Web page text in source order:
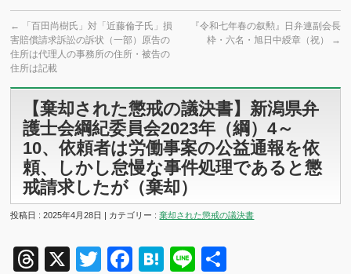
←
「百田尚樹氏」対「近藤倫子氏」損
害賠償請求訴訟の訴状（一部）原告の
住所は代理人の事務所の住所・被告の
住所は記載
『令和七年春の叙勲』日弁連副会長
枠・六名・旭日中綬章（祝）
→
【棄却された懲戒の議決書】新潟県弁
護士会綱紀委員会2023年（綱）4～
10、依頼者は労働事案の公益通報を依
頼、しかし怠慢な事件処理であると懲
戒請求したが（棄却）
投稿日 : 2025年4月28日 | カテゴリー :棄却された懲戒の議決書
Threads
X TwitterFacebook
Hatena
Line